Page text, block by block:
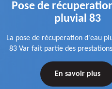
Pose de
pluvial 83
La pose de récuperation d'eau
83 Var fait partie des
récupérateur d'eau entièrement
En savoir plus